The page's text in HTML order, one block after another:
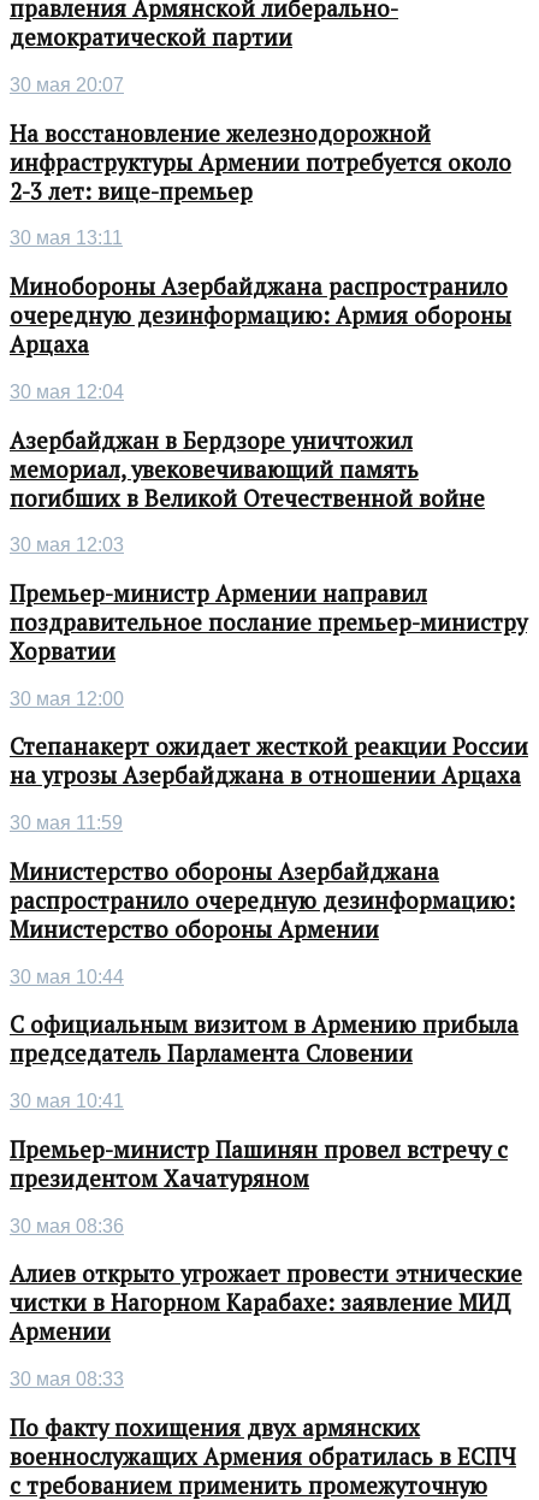
правления Армянской либерально-
демократической партии
30 мая 20:07
На восстановление железнодорожной
инфраструктуры Армении потребуется около
2-3 лет: вице-премьер
30 мая 13:11
Минобороны Азербайджана распространило
очередную дезинформацию: Армия обороны
Арцаха
30 мая 12:04
Азербайджан в Бердзоре уничтожил
мемориал, увековечивающий память
погибших в Великой Отечественной войне
30 мая 12:03
Премьер-министр Армении направил
поздравительное послание премьер-министру
Хорватии
30 мая 12:00
Степанакерт ожидает жесткой реакции России
на угрозы Азербайджана в отношении Арцаха
30 мая 11:59
Министерство обороны Азербайджана
распространило очередную дезинформацию:
Министерство обороны Армении
30 мая 10:44
С официальным визитом в Армению прибыла
председатель Парламента Словении
30 мая 10:41
Премьер-министр Пашинян провел встречу с
президентом Хачатуряном
30 мая 08:36
Алиев открыто угрожает провести этнические
чистки в Нагорном Карабахе: заявление МИД
Армении
30 мая 08:33
По факту похищения двух армянских
военнослужащих Армения обратилась в ЕСПЧ
с требованием применить промежуточную